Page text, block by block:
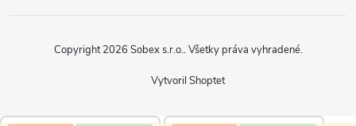
Vytvoril Shoptet
Copyright 2026 Sobex s.r.o.. Všetky práva vyhradené.